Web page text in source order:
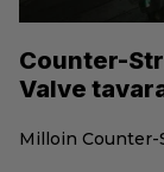
Counter-
Valve
Milloin Counter-